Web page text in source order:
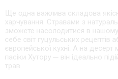
Ще одна важлива складова
харчування. Стравами з
зможете насолодитися в
себе світ гуцульських рецептів
європейської кухні. А на
пасіки Хутору ─ він ідеально
трав.